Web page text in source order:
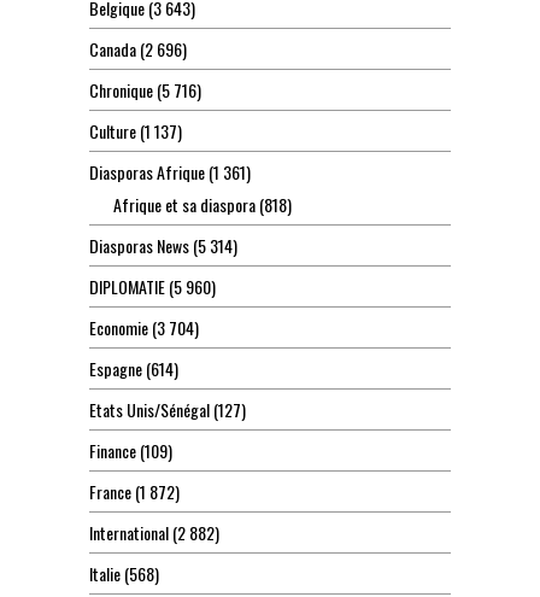
Belgique(3 643)
Canada(2 696)
Chronique(5 716)
Culture(1 137)
Diasporas Afrique(1 361)
Afrique et sa diaspora(818)
Diasporas News(5 314)
DIPLOMATIE(5 960)
Economie(3 704)
Espagne(614)
Etats Unis/Sénégal(127)
Finance(109)
France(1 872)
International(2 882)
Italie(568)